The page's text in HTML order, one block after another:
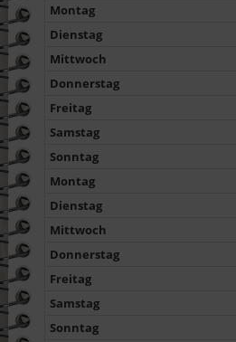
Montag
Dienstag
Mittwoch
Donnerstag
Freitag
Samstag
Sonntag
Montag
Dienstag
Mittwoch
Donnerstag
Freitag
Samstag
Sonntag